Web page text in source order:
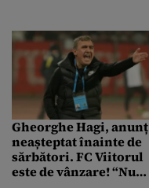
Gheorghe Hagi, anunț
neașteptat înainte de
sărbători. FC Viitorul
este de vânzare! “Nu